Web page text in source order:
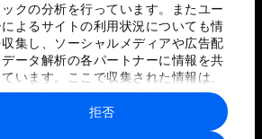
クの分析を行っています。またユー
よるサイトの利用状況についても情
集し、ソーシャルメディアや広告配
ータ解析の各パートナーに情報を共
います。ここで収集された情報は、
ザーが各パートナーに提供した他の情
パートナーのサービスを使用した際
集された情報と組み合わされ、各パー
拒否